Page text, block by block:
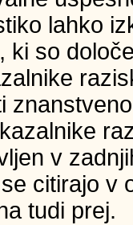
lahko
ki so
v
citirajo v
tudi prej.